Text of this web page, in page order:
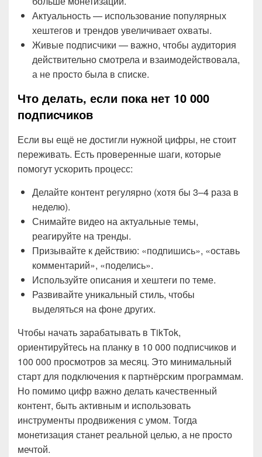
Актуальность — использование популярных
хештегов и трендов увеличивает охваты.
Живые подписчики — важно, чтобы аудитория
действительно смотрела и взаимодействовала,
а не просто была в списке.
Что делать, если пока нет 10 000
подписчиков
Если вы ещё не достигли нужной цифры, не стоит
переживать. Есть проверенные шаги, которые
помогут ускорить процесс:
Делайте контент регулярно (хотя бы 3–4 раза в
неделю).
Снимайте видео на актуальные темы,
реагируйте на тренды.
Призывайте к действию: «подпишись», «оставь
комментарий», «поделись».
Используйте описания и хештеги по теме.
Развивайте уникальный стиль, чтобы
выделяться на фоне других.
Чтобы начать зарабатывать в TikTok,
ориентируйтесь на планку в 10 000 подписчиков и
100 000 просмотров за месяц. Это минимальный
старт для подключения к партнёрским программам.
Но помимо цифр важно делать качественный
контент, быть активным и использовать
инструменты продвижения с умом. Тогда
монетизация станет реальной целью, а не просто
мечтой.